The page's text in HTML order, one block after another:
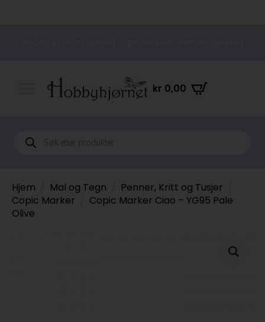
kr 0,00
Products
search
Hjem Mal og Tegn
Penner, Kritt og Tusjer
Copic Marker
Copic Marker Ciao – YG95 Pale
Olive